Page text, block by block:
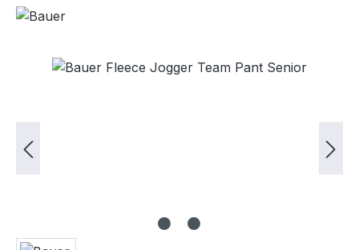
Bildergalerie überspringen